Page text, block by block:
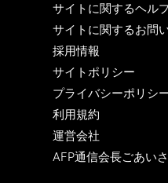
サイトに関するヘル
サイトに関するお問
採用情報
サイトポリシー
プライバシーポリシ
利用規約
運営会社
AFP通信会長ごあい